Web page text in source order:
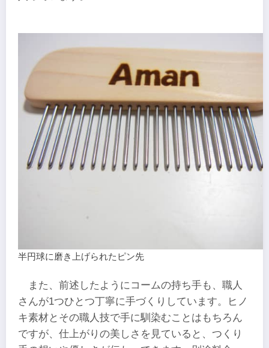
半円球に磨き上げられたピン先
また、前述したようにコームの持ち手も、職人
さんが1つひとつ丁寧に手づくりしています。ヒノ
キ素材とその職人技で手に馴染むことはもちろん
ですが、仕上がりの美しさを見ていると、つくり